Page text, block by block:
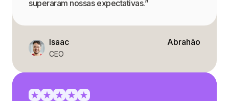
superaram nossas expectativas.”
Isaac
CEO
Abrahão